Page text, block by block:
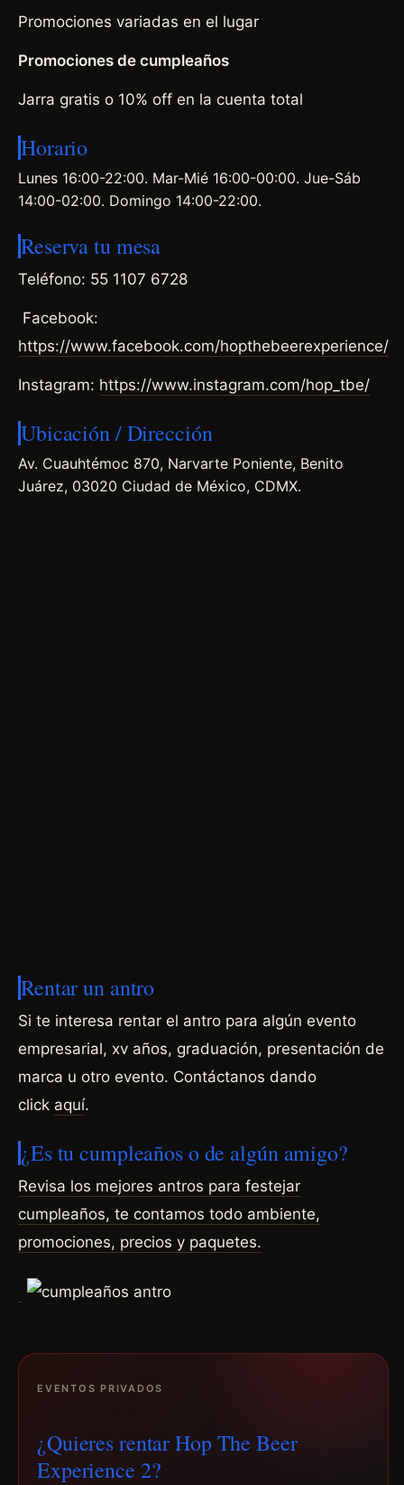
Promociones variadas en el lugar
Promociones de cumpleaños
Jarra gratis o 10% off en la cuenta total
Horario
Lunes 16:00-22:00. Mar-Mié 16:00-00:00. Jue-Sáb
14:00-02:00. Domingo 14:00-22:00.
Reserva tu mesa
Teléfono: 55 1107 6728
Facebook:
https://www.facebook.com/hopthebeerexperience/
Instagram: https://www.instagram.com/hop_tbe/
Ubicación / Dirección
Av. Cuauhtémoc 870, Narvarte Poniente, Benito
Juárez, 03020 Ciudad de México, CDMX.
Rentar un antro
Si te interesa rentar el antro para algún evento
empresarial, xv años, graduación, presentación de
marca u otro evento. Contáctanos dando
click aquí.
¿Es tu cumpleaños o de algún amigo?
Revisa los mejores antros para festejar
cumpleaños, te contamos todo ambiente,
promociones, precios y paquetes.
EVENTOS PRIVADOS
¿Quieres rentar Hop The Beer
Experience 2?